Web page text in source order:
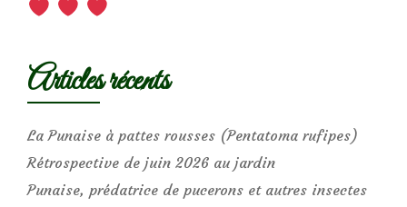
Articles récents
La Punaise à pattes rousses (Pentatoma rufipes)
Rétrospective de juin 2026 au jardin
Punaise, prédatrice de pucerons et autres insectes